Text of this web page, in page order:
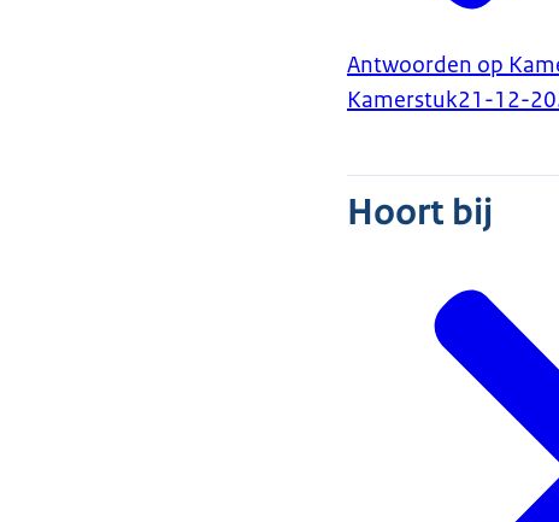
Antwoorden op
Kamerstuk21-12-
Hoort bij